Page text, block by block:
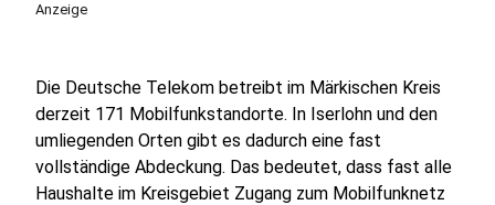
Anzeige
Die Deutsche Telekom betreibt im Märkischen Kreis
derzeit 171 Mobilfunkstandorte. In Iserlohn und den
umliegenden Orten gibt es dadurch eine fast
vollständige Abdeckung. Das bedeutet, dass fast alle
Haushalte im Kreisgebiet Zugang zum Mobilfunknetz